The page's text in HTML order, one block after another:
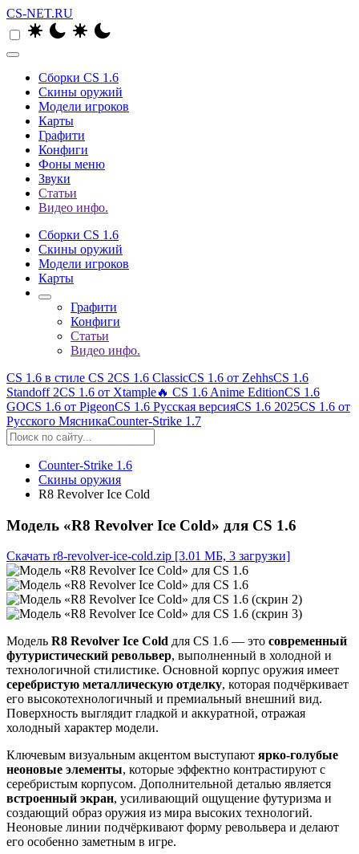
CS-NET.RU
Сборки CS 1.6
Скины оружий
Модели игроков
Карты
Графити
Конфиги
Фоны меню
Звуки
Статьи
Видео инфо.
Сборки CS 1.6
Скины оружий
Модели игроков
Карты
Графити
Конфиги
Статьи
Видео инфо.
CS 1.6 в стиле CS 2CS 1.6 ClassicCS 1.6 от ZehhsCS 1.6
Standoff 2CS 1.6 от Xtample🔥 CS 1.6 Anime EditionCS 1.6
GOCS 1.6 от PigeonCS 1.6 Русская версияCS 1.6 2025CS 1.6 от
Русского МясникаCounter-Strike 1.7
Counter-Strike 1.6
Скины оружия
R8 Revolver Ice Cold
Модель «R8 Revolver Ice Cold» для CS 1.6
Скачать r8-revolver-ice-cold.zip [3.01 МБ, 3 загрузки]
Модель R8 Revolver Ice Cold для CS 1.6 — это современный
футуристический револьвер, выполненный в холодной и
технологичной стилистике. Основной корпус оружия имеет
серебристую металлическую отделку, которая подчёркивает
его высокотехнологичный и премиальный внешний вид.
Поверхность выглядит гладкой и аккуратной, отражая
холодный характер модели.
Ключевым визуальным акцентом выступают ярко-голубые
неоновые элементы, которые эффектно контрастируют с
серебристым корпусом. Дополнительной деталью является
встроенный экран, усиливающий ощущение футуризма и
создающий образ оружия из мира высоких технологий.
Неоновые линии подчёркивают форму револьвера и делают
его особенно заметным в игре.